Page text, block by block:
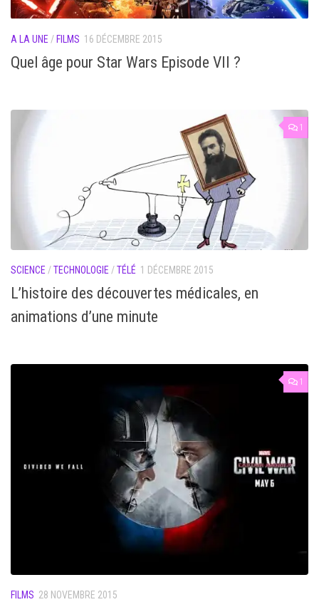
A LA UNE / FILMS 16 DÉCEMBRE 2015
Quel âge pour Star Wars Episode VII ?
1
SCIENCE /TECHNOLOGIE /TÉLÉ 1 DÉCEMBRE 2015
L’histoire des découvertes médicales, en
animations d’une minute
1
FILMS 28 NOVEMBRE 2015